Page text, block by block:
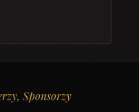
Sponsorzy